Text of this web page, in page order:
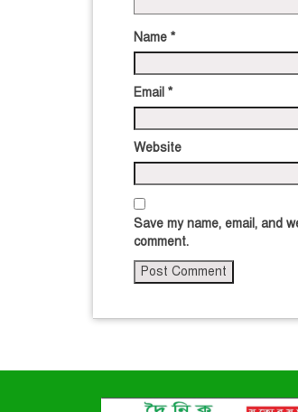
Name *
Email *
Website
Save my name, email, and
comment.